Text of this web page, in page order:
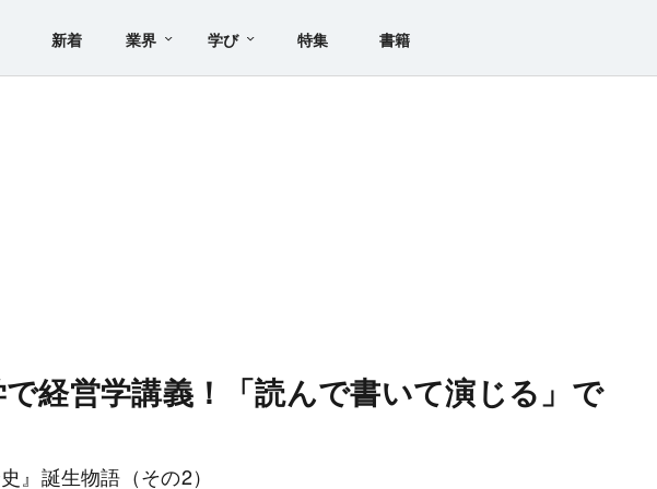
新着 業界 学び 特集 書籍
経営学講義！「読んで書いて演じる」で
』誕生物語（その2）